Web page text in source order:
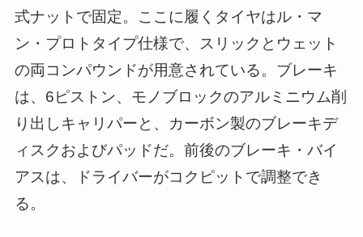
式ナットで固定。ここに履くタイヤはル・マ
ン・プロトタイプ仕様で、スリックとウェット
の両コンパウンドが用意されている。ブレーキ
は、6ピストン、モノブロックのアルミニウム削
り出しキャリパーと、カーボン製のブレーキデ
ィスクおよびパッドだ。前後のブレーキ・バイ
アスは、ドライバーがコクピットで調整でき
る。